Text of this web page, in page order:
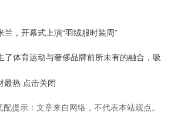
，开幕式上演“羽绒服时装周”
了体育运动与奢侈品牌前所未有的融合，吸
最热 点击关闭
配提示：文章来自网络，不代表本站观点。